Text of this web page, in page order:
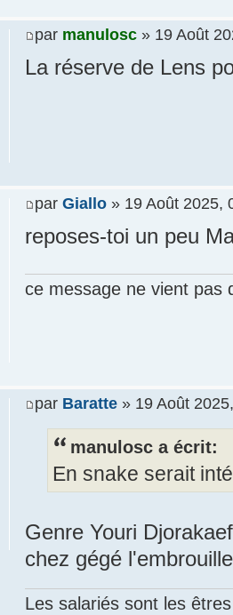
par manulosc » 19 Août
La réserve de Lens
par Giallo » 19 Août 2025,
reposes-toi un peu
ce message ne vient pas
par Baratte » 19 Août
manulosc a écrit:
En snake serait
Genre Youri
chez gégé
Les salariés sont les